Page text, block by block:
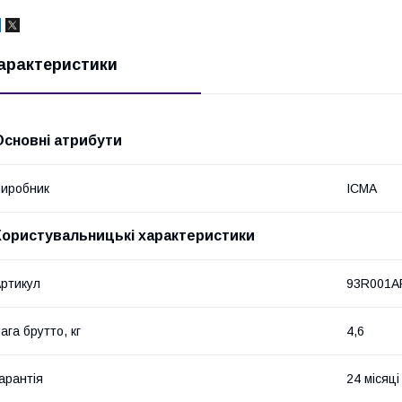
атрибути
ICMA
характеристики
брутто, кг 4,6
24 місяці